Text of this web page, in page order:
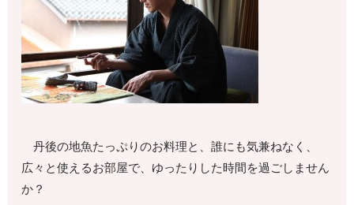
丹後の地魚たっぷりのお料理と、誰にも気兼ねなく、
広々と使えるお部屋で、ゆったりした時間を過ごしません
か？